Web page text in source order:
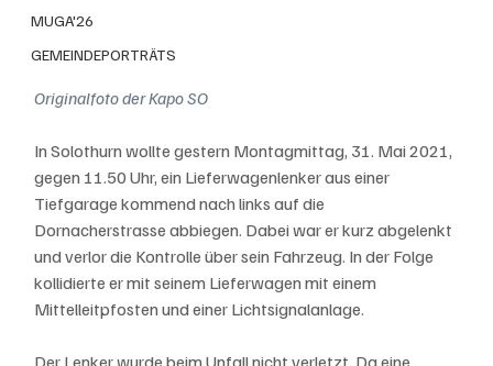
MUGA'26
GEMEINDEPORTRÄTS
Originalfoto der Kapo SO
In Solothurn wollte gestern Montagmittag, 31. Mai 2021,
gegen 11.50 Uhr, ein Lieferwagenlenker aus einer
Tiefgarage kommend nach links auf die
Dornacherstrasse abbiegen. Dabei war er kurz abgelenkt
und verlor die Kontrolle über sein Fahrzeug. In der Folge
kollidierte er mit seinem Lieferwagen mit einem
Mittelleitpfosten und einer Lichtsignalanlage.
Der Lenker wurde beim Unfall nicht verletzt. Da eine